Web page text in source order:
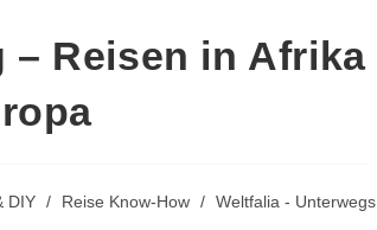
– Reisen in Afrika
DIY / Reise Know-How / Weltfalia - Unterwegs